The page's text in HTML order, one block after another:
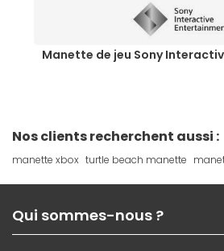
Manette de jeu Sony
Nos clients recherchent aussi :
manette xbox turtle beach manette
Qui sommes-nous ?